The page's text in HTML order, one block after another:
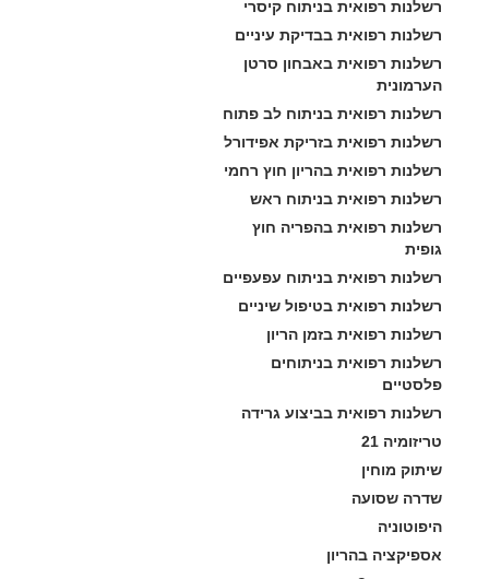
רשלנות רפואית בניתוח קיסרי
רשלנות רפואית בבדיקת עיניים
רשלנות רפואית באבחון סרטן
הערמונית
רשלנות רפואית בניתוח לב פתוח
רשלנות רפואית בזריקת אפידורל
רשלנות רפואית בהריון חוץ רחמי
רשלנות רפואית בניתוח ראש
רשלנות רפואית בהפריה חוץ
גופית
רשלנות רפואית בניתוח עפעפיים
רשלנות רפואית בטיפול שיניים
רשלנות רפואית בזמן הריון
רשלנות רפואית בניתוחים
פלסטיים
רשלנות רפואית בביצוע גרידה
טריזומיה 21
שיתוק מוחין
שדרה שסועה
היפוטוניה
אספיקציה בהריון